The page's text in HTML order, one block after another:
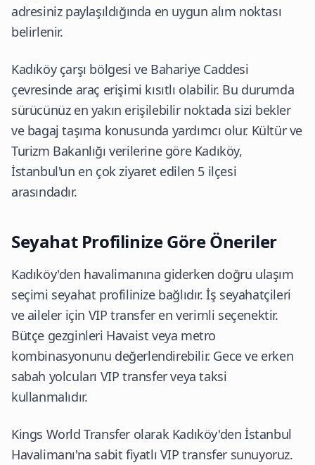
adresiniz paylaşıldığında en uygun alım noktası
belirlenir.
Kadıköy çarşı bölgesi ve Bahariye Caddesi
çevresinde araç erişimi kısıtlı olabilir. Bu durumda
sürücünüz en yakın erişilebilir noktada sizi bekler
ve bagaj taşıma konusunda yardımcı olur. Kültür ve
Turizm Bakanlığı verilerine göre Kadıköy,
İstanbul'un en çok ziyaret edilen 5 ilçesi
arasındadır.
Seyahat Profilinize Göre Öneriler
Kadıköy'den havalimanına giderken doğru ulaşım
seçimi seyahat profilinize bağlıdır. İş seyahatçileri
ve aileler için VIP transfer en verimli seçenektir.
Bütçe gezginleri Havaist veya metro
kombinasyonunu değerlendirebilir. Gece ve erken
sabah yolcuları VIP transfer veya taksi
kullanmalıdır.
Kings World Transfer olarak Kadıköy'den İstanbul
Havalimanı'na sabit fiyatlı VIP transfer sunuyoruz.